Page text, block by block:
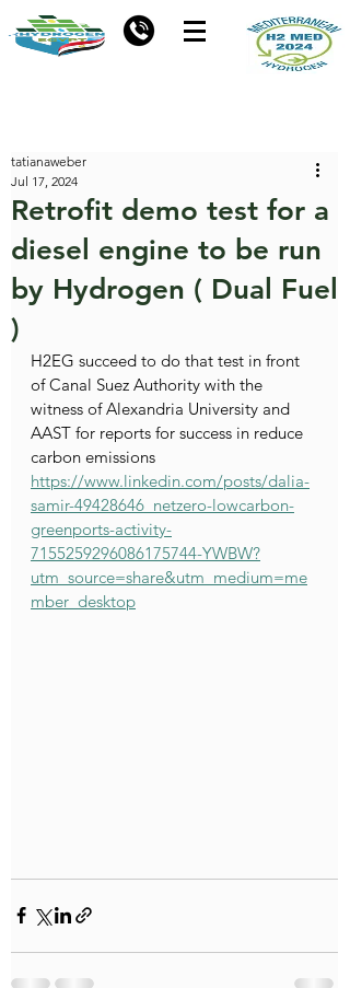
Retrofit demo test for a
diesel engine to be run
by Hydrogen ( Dual Fuel
)
tatianaweber
Jul 17, 2024
H2EG succeed to do that test in front
of Canal Suez Authority with the
witness of Alexandria University and
AAST for reports for success in reduce
carbon emissions
https://www.linkedin.com/posts/dalia-
samir-49428646_netzero-lowcarbon-
greenports-activity-
7155259296086175744-YWBW?
utm_source=share&utm_medium=me
mber_desktop